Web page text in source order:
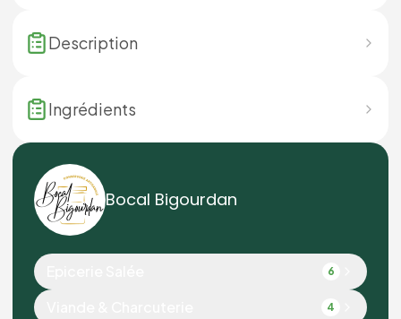
Description
Ingrédients
Bocal Bigourdan
6
4